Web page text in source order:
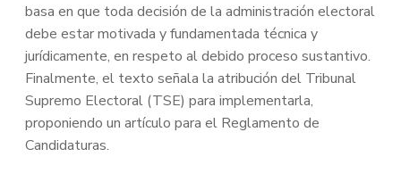
basa en que toda decisión de la administración electoral
debe estar motivada y fundamentada técnica y
jurídicamente, en respeto al debido proceso sustantivo.
Finalmente, el texto señala la atribución del Tribunal
Supremo Electoral (TSE) para implementarla,
proponiendo un artículo para el Reglamento de
Candidaturas.